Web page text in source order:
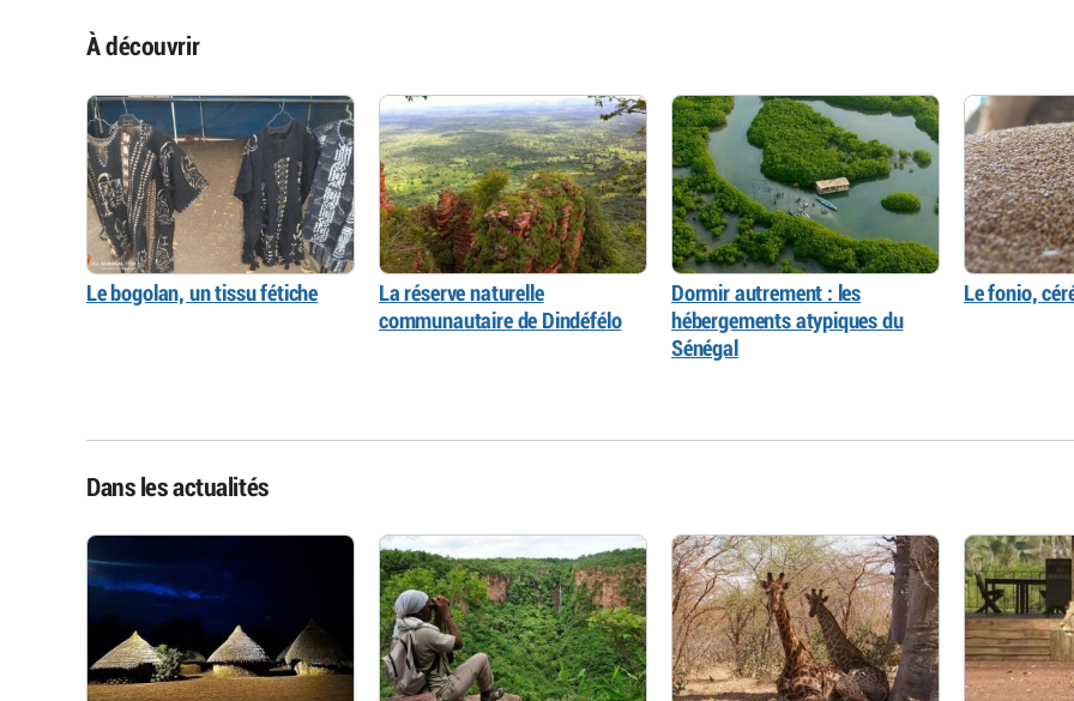
À découvrir
Le bogolan, un tissu fétiche
La réserve naturelle
communautaire de Dindéfélo
Dormir autrement : les
hébergements atypiques du
Sénégal
Le fonio,
Dans les actualités